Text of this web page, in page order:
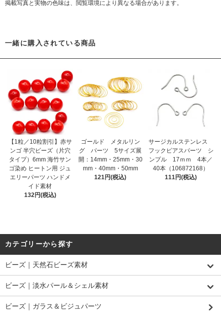
掲載写真と実物の色味は、閲覧環境により異なる場合があります。
一緒に購入されている商品
【1粒／10粒割引】赤サ
ンゴ 半穴ビーズ（片穴
タイプ）6mm 海竹サン
ゴ染め ヒートン用 ジュ
エリーパーツ ハンドメ
イド素材
132円(税込)
ゴールド メタルリン
グ パーツ 5サイズ展
開：14mm・25mm・30
mm・40mm・50mm
121円(税込)
サージカルステンレス
フックピアスパーツ シ
ンプル 17ｍｍ 4本／
40本（106872168）
111円(税込)
カテゴリーから探す
ビーズ｜天然石ビーズ素材
ビーズ｜淡水パール＆シェル素材
ビーズ｜ガラス＆ビジュパーツ